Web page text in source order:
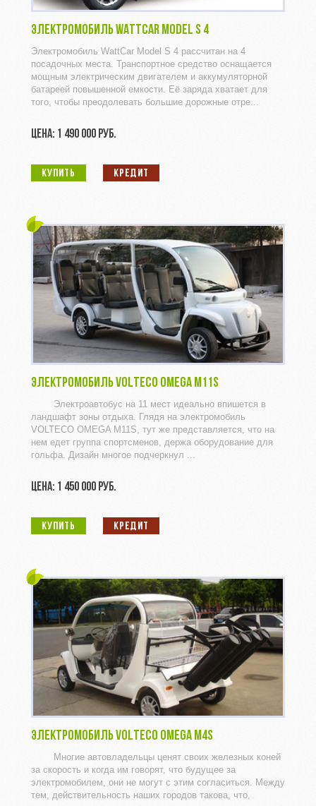
ЭЛЕКТРОМОБИЛЬ WATTCAR MODEL S 4
Электромобиль WattCar Model S 4 рассчитан на 4
посадочных места. Транспортное средство оснащается
мощным электрическим двигателем и аккумуляторной
батареей повышенной емкости. Её заряда хватает для
того, чтобы преодолевать большие дорожные отре...
ЦЕНА: 1 490 000 РУБ.
КУПИТЬ КРЕДИТ
ЭЛЕКТРОМОБИЛЬ VOLTECO OMEGA M11S
Электроавтобус на 11 мест идеально впишется в
ландшафт зоны отдыха. Глядя на электромобиль
VOLTECO OMEGA M11S, тут же представляется, что на
нем едет группа спортсменов, держа оборудование для
гольфа. Дизайн многое подчеркнул ...
ЦЕНА: 1 450 000 РУБ.
КУПИТЬ КРЕДИТ
ЭЛЕКТРОМОБИЛЬ VOLTECO OMEGA M4S
Многие автовладельцы ценят своих железных коней
за скорость и когда им говорят, что будущее за
электромобилем, они не могут с этим согласиться. Между
тем, действительность наших городов такова, что,